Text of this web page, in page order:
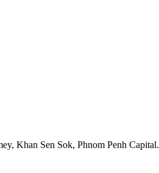
Khan Sen Sok, Phnom Penh Capital.